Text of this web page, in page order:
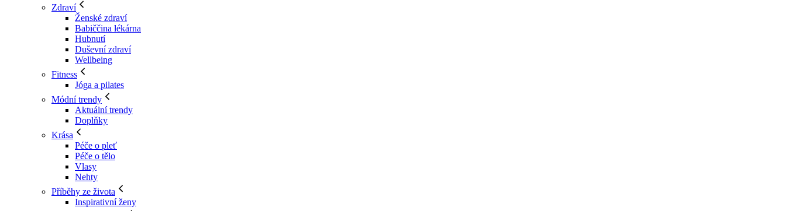
Zdraví
Ženské zdraví
Babiččina lékárna
Hubnutí
Duševní zdraví
Wellbeing
Fitness
Jóga a pilates
Módní trendy
Aktuální trendy
Doplňky
Krása
Péče o pleť
Péče o tělo
Vlasy
Nehty
Příběhy ze života
Inspirativní ženy